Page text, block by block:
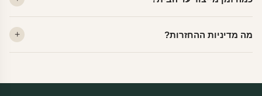
יוצאות באותו יום.
מה מדיניות ההחזרות?